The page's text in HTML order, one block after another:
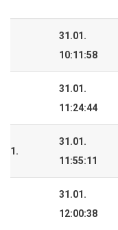
31.01.
10:11:58
31.01.
11:24:44
1.
31.01.
11:55:11
31.01.
12:00:38